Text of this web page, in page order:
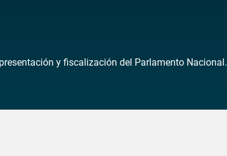
y fiscalización del Parlamento Nacional.